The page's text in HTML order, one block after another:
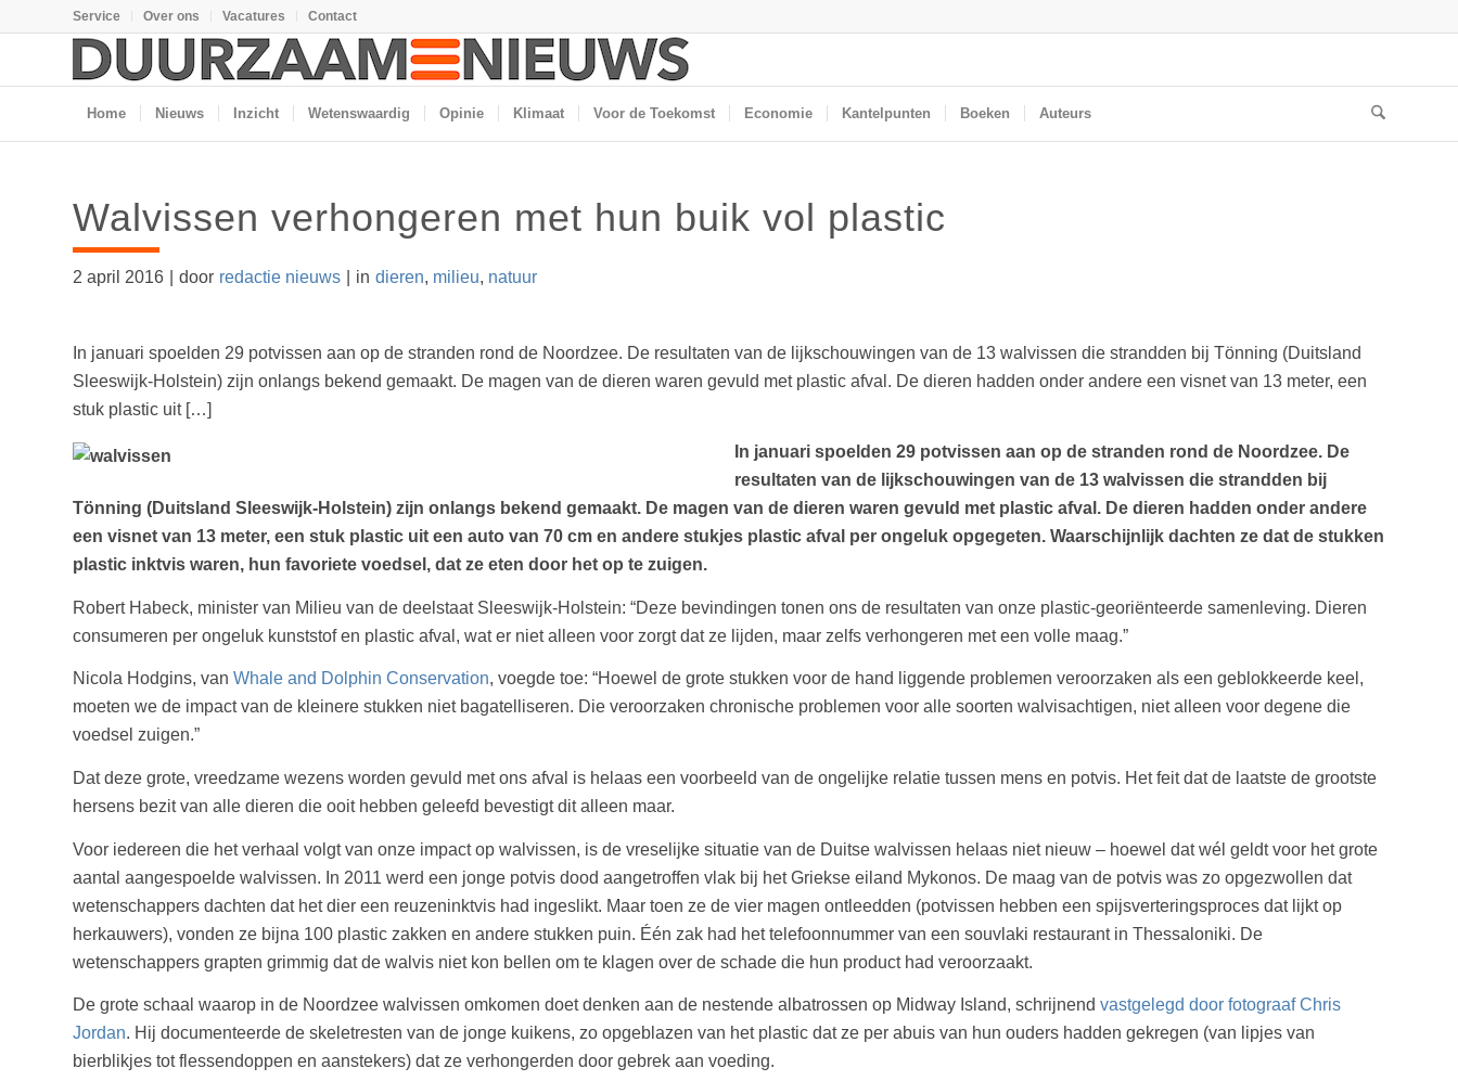
Service Over ons Vacatures Contact
Home Nieuws Inzicht Wetenswaardig Opinie Klimaat Voor de Toekomst Economie Kantelpunten Boeken Auteurs
Walvissen verhongeren met hun buik vol plastic
2 april 2016 door redactie nieuws in dieren, milieu, natuur
In januari spoelden 29 potvissen aan op de stranden rond de Noordzee. De resultaten van de lijkschouwingen van de 13 walvissen die strandden bij Tönning (Duitsland
Sleeswijk-Holstein) zijn onlangs bekend gemaakt. De magen van de dieren waren gevuld met plastic afval. De dieren hadden onder andere een visnet van 13 meter, een
stuk plastic uit […]
In januari spoelden 29 potvissen aan op de stranden rond de Noordzee. De
resultaten van de lijkschouwingen van de 13 walvissen die strandden bij
Tönning (Duitsland Sleeswijk-Holstein) zijn onlangs bekend gemaakt. De magen van de dieren waren gevuld met plastic afval. De dieren hadden onder andere
een visnet van 13 meter, een stuk plastic uit een auto van 70 cm en andere stukjes plastic afval per ongeluk opgegeten. Waarschijnlijk dachten ze dat de stukken
plastic inktvis waren, hun favoriete voedsel, dat ze eten door het op te zuigen.
Robert Habeck, minister van Milieu van de deelstaat Sleeswijk-Holstein: “Deze bevindingen tonen ons de resultaten van onze plastic-georiënteerde samenleving. Dieren
consumeren per ongeluk kunststof en plastic afval, wat er niet alleen voor zorgt dat ze lijden, maar zelfs verhongeren met een volle maag.”
Nicola Hodgins, van Whale and Dolphin Conservation, voegde toe: “Hoewel de grote stukken voor de hand liggende problemen veroorzaken als een geblokkeerde keel,
moeten we de impact van de kleinere stukken niet bagatelliseren. Die veroorzaken chronische problemen voor alle soorten walvisachtigen, niet alleen voor degene die
voedsel zuigen.”
Dat deze grote, vreedzame wezens worden gevuld met ons afval is helaas een voorbeeld van de ongelijke relatie tussen mens en potvis. Het feit dat de laatste de grootste
hersens bezit van alle dieren die ooit hebben geleefd bevestigt dit alleen maar.
Voor iedereen die het verhaal volgt van onze impact op walvissen, is de vreselijke situatie van de Duitse walvissen helaas niet nieuw – hoewel dat wél geldt voor het grote
aantal aangespoelde walvissen. In 2011 werd een jonge potvis dood aangetroffen vlak bij het Griekse eiland Mykonos. De maag van de potvis was zo opgezwollen dat
wetenschappers dachten dat het dier een reuzeninktvis had ingeslikt. Maar toen ze de vier magen ontleedden (potvissen hebben een spijsverteringsproces dat lijkt op
herkauwers), vonden ze bijna 100 plastic zakken en andere stukken puin. Één zak had het telefoonnummer van een souvlaki restaurant in Thessaloniki. De
wetenschappers grapten grimmig dat de walvis niet kon bellen om te klagen over de schade die hun product had veroorzaakt.
De grote schaal waarop in de Noordzee walvissen omkomen doet denken aan de nestende albatrossen op Midway Island, schrijnend vastgelegd door fotograaf Chris
Jordan. Hij documenteerde de skeletresten van de jonge kuikens, zo opgeblazen van het plastic dat ze per abuis van hun ouders hadden gekregen (van lipjes van
bierblikjes tot flessendoppen en aanstekers) dat ze verhongerden door gebrek aan voeding.